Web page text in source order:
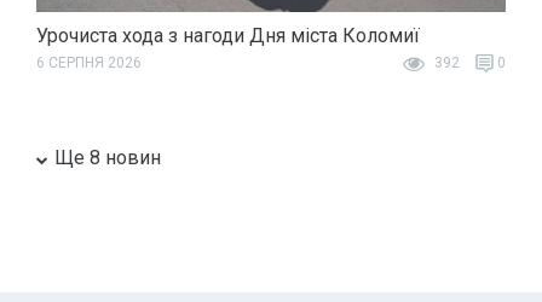
Урочиста хода з нагоди Дня міста Коломиї
6 СЕРПНЯ 2026 392 0
Ще 8 новин